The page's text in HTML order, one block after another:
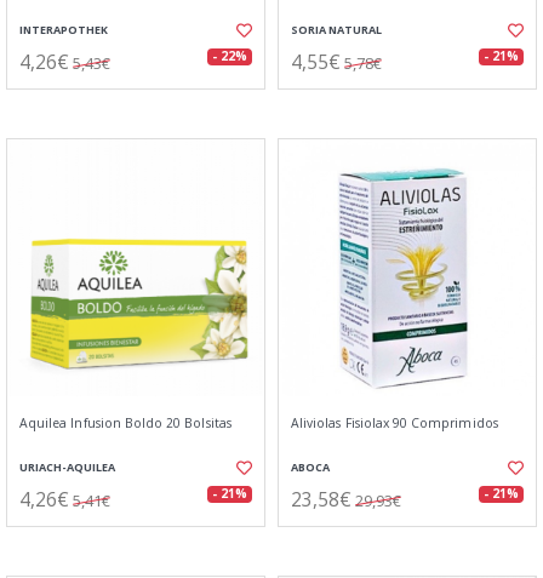
INTERAPOTHEK
4,26€ 5,43€ - 22%
SORIA NATURAL
4,55€ 5,78€ - 21%
Aquilea Infusion Boldo 20 Bolsitas
URIACH-AQUILEA
4,26€ 5,41€ - 21%
Aliviolas Fisiolax 90 Comprimidos
ABOCA
23,58€ 29,93€ - 21%